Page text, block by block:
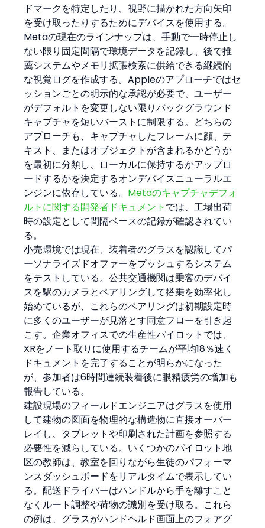
ドマークを特定したり、視野に描かれた方向矢印
を受け取ったりするためにデバイスを使用する。
Metaの現在のラインナップは、手動で一時停止し
ない限り固定間隔で環境データを記録し、後で推
薦システムやメモリ拡張検索に供給できる継続的
な視覚ログを作成する。Appleのアプローチではセ
ッションごとの明示的な承認が必要で、ユーザー
がデフォルトを変更しない限りバックグラウンド
キャプチャを短いバーストに制限する。どちらの
アプローチも、キャプチャしたフレームに顔、テ
キスト、またはオブジェクトが含まれるかどうか
を最初に分類し、ローカルに保持するかアップロ
ードするかを決定するオンデバイスニューラルエ
ンジンに依存している。 Metaのキャプチャデフォ
ルトに関する開発者ドキュメント では、工場出荷
時の設定として間隔ベースの記録が確認されてい
る。
小売環境では現在、装着者のグラスを認識してパ
ーソナライズドオファーをプッシュするシステム
をテストしている。公共交通機関は乗客のデバイ
スを駅のカメラとペアリングして搭乗を効率化し
始めているが、これらのペアリングは初期設定時
に多くのユーザーが見落とす同意フローを引き起
こす。企業オフィスでの生産性パイロットでは、
XRをノート取りに使用するチームが平均18％速く
ドキュメントを完了することが明らかになった
が、参加者は6時間連続装着後に眼精疲労の増加も
報告している。
建設現場のフィールドエンジニアはグラスを使用
して建物の図面を物理的な構造物に直接オーバー
レイし、タブレットや印刷された計画を参照する
必要性を減らしている。いくつかのパイロット地
区の教師は、教室を回りながら生徒のパフォーマ
ンスダッシュボードをリアルタイムで表示してい
る。配送ドライバーはハンドルから手を離すこと
なくルート調整や荷物の識別を受け取る。これら
の例は、グラスがハンドヘルド画面上のフォアグ